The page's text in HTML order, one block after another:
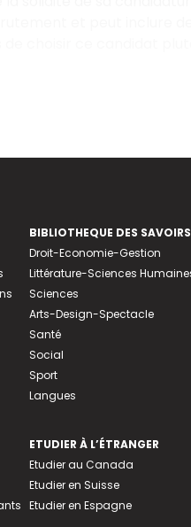
BIBLIOTHEQUE DES SAVOIRS
Droit-Economie-Gestion
Littérature-Sciences
Sciences
Arts-Design-Spectacle
Santé
Social
Sport
Langues
ETUDIER À L’ÉTRANGER
Etudier au Canada
Etudier en Suisse
Etudier en Espagne